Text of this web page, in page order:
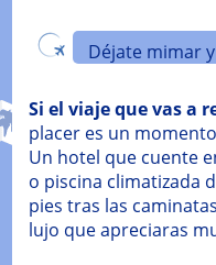
Déjate mimar
Si el viaje que vas a
placer es un
Un hotel que cuente
o piscina climatizada
pies tras las
lujo que apreciaras